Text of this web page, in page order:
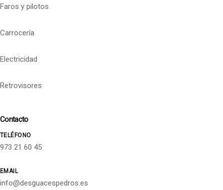
Faros y pilotos
Carrocería
Electricidad
Retrovisores
Contacto
TELÉFONO
973 21 60 45
EMAIL
info@desguacespedros.es